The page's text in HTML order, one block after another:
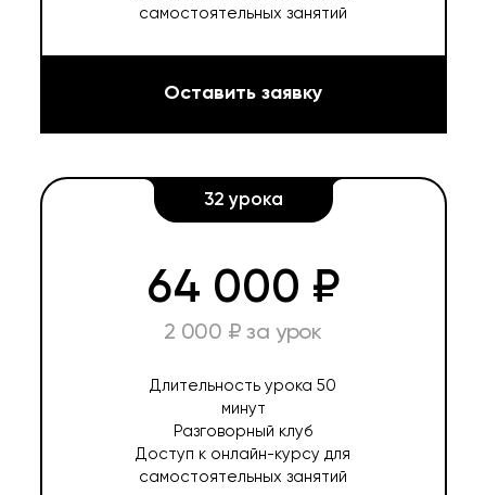
самостоятельных занятий
Оставить заявку
32 урока
64 000 ₽
2 000 ₽ за урок
Длительность урока 50
минут
Разговорный клуб
Доступ к онлайн-курсу для
самостоятельных занятий